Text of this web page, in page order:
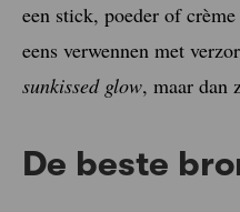
een stick, poeder of
eens verwennen met
sunkissed glow, maar dan
De beste